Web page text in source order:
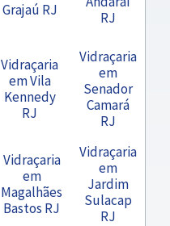
Grajaú RJ
RJ
Vidraçaria
em Vila
Kennedy
RJ
Vidraçaria
em
Senador
Camará
RJ
Vidraçaria
em
Magalhães
Bastos RJ
Vidraçaria
em
Jardim
Sulacap
RJ